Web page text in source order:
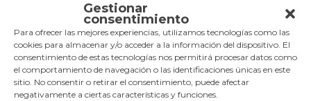
Gestionar
consentimiento
Para ofrecer las mejores experiencias, utilizamos tecnologías como las
cookies para almacenar y/o acceder a la información del dispositivo. El
consentimiento de estas tecnologías nos permitirá procesar datos como
el comportamiento de navegación o las identificaciones únicas en este
sitio. No consentir o retirar el consentimiento, puede afectar
negativamente a ciertas características y funciones.
Niñas asistiendo a clase en el centro de Tanakla, India.
Fotografía de Carlos Malo.